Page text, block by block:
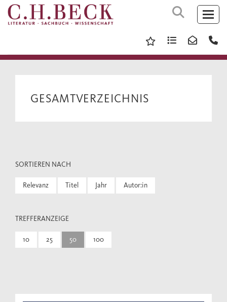
GESAMTVERZEICHNIS
SORTIEREN NACH
Relevanz Titel Jahr Autor:in
TREFFERANZEIGE
10 25 50 100